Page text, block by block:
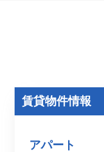
賃貸物件情報
アパート